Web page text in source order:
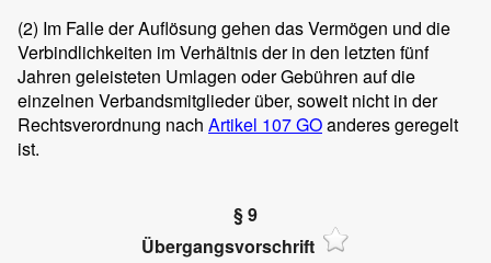
(2) Im Falle der Auflösung gehen das Vermögen und die
Verbindlichkeiten im Verhältnis der in den letzten fünf
Jahren geleisteten Umlagen oder Gebühren auf die
einzelnen Verbandsmitglieder über, soweit nicht in der
Rechtsverordnung nach Artikel 107 GOanderes geregelt
ist.
§ 9
Übergangsvorschrift